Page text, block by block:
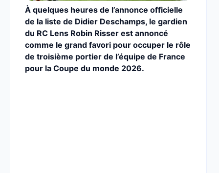
À quelques heures de l’annonce officielle
de la liste de Didier Deschamps, le gardien
du RC Lens Robin Risser est annoncé
comme le grand favori pour occuper le rôle
de troisième portier de l’équipe de France
pour la Coupe du monde 2026.